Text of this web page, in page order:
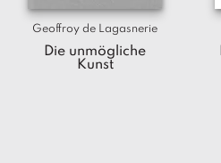
Geoffroy de Lagasnerie
Die unmögliche
Kunst